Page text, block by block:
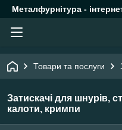
Металфурнітура -
Товари та послуги
Затискачі для шнурів,
калоти, кримпи